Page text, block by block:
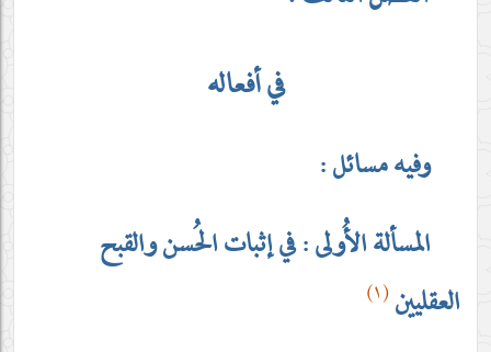
في أفعاله
وفيه مسائل :
المسألة الأُولى : في إثبات الحُسن والقبح
العقليين(١)